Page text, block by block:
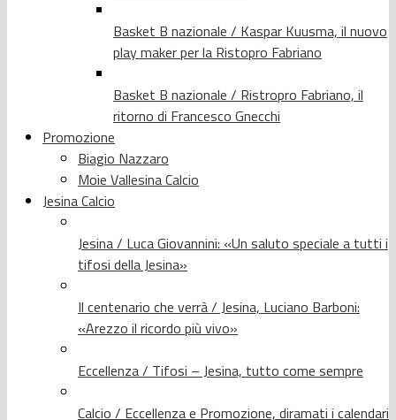
Basket B nazionale / Kaspar Kuusma, il nuovo
play maker per la Ristopro Fabriano
Basket B nazionale / Ristropro Fabriano, il
ritorno di Francesco Gnecchi
Promozione
Biagio Nazzaro
Moie Vallesina Calcio
Jesina Calcio
Jesina / Luca Giovannini: «Un saluto speciale a tutti i
tifosi della Jesina»
Il centenario che verrà / Jesina, Luciano Barboni:
«Arezzo il ricordo più vivo»
Eccellenza / Tifosi – Jesina, tutto come sempre
Calcio / Eccellenza e Promozione, diramati i calendari